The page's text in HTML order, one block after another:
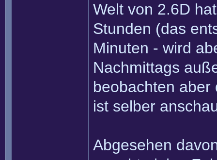
Welt von 2.6D
Stunden (das
Minuten - wird
Nachmittags
beobachten aber
ist selber
Abgesehen